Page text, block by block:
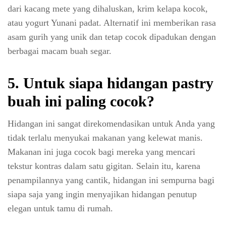
dari kacang mete yang dihaluskan, krim kelapa kocok,
atau yogurt Yunani padat. Alternatif ini memberikan rasa
asam gurih yang unik dan tetap cocok dipadukan dengan
berbagai macam buah segar.
5. Untuk siapa hidangan pastry
buah ini paling cocok?
Hidangan ini sangat direkomendasikan untuk Anda yang
tidak terlalu menyukai makanan yang kelewat manis.
Makanan ini juga cocok bagi mereka yang mencari
tekstur kontras dalam satu gigitan. Selain itu, karena
penampilannya yang cantik, hidangan ini sempurna bagi
siapa saja yang ingin menyajikan hidangan penutup
elegan untuk tamu di rumah.